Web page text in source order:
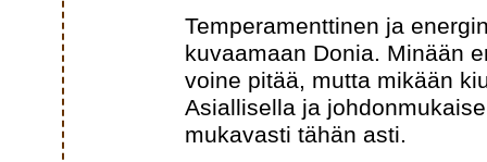
Temperamenttinen ja
kuvaamaan Donia. Minään
voine pitää, mutta mikään
Asiallisella ja
mukavasti tähän asti.